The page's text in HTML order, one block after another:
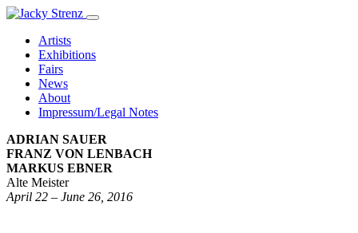
Artists
Exhibitions
Fairs
News
About
Impressum/Legal Notes
ADRIAN SAUER
FRANZ VON LENBACH
MARKUS EBNER
Alte Meister
April 22 – June 26, 2016